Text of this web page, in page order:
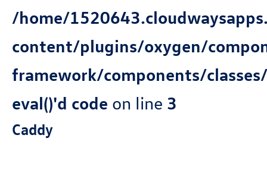
/home/
content/plugins/oxygen/
framework/components/
eval()'d code on line 3
Caddy